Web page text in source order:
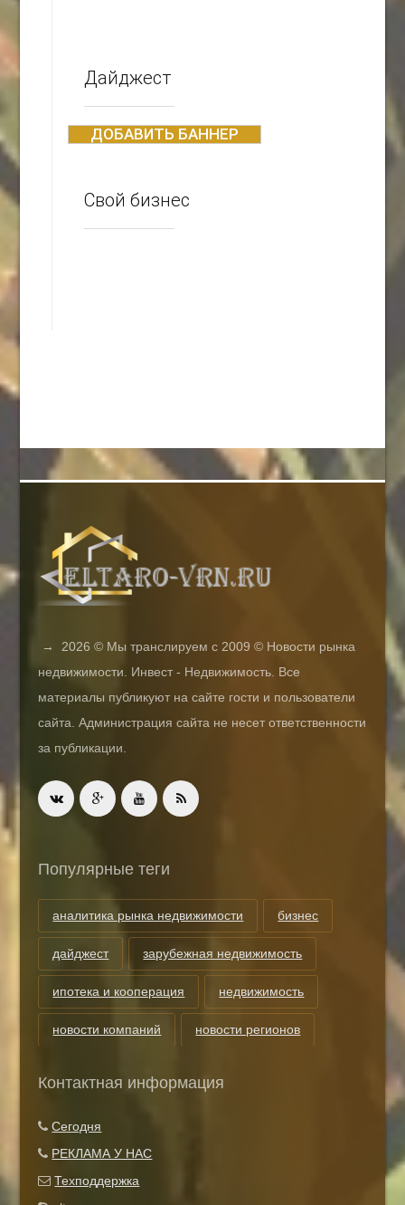
Дайджест
ДОБАВИТЬ БАННЕР
Свой бизнес
→ 2026 © Мы транслируем с 2009 © Новости рынка
недвижимости. Инвест - Недвижимость. Все
материалы публикуют на сайте гости и пользователи
сайта. Администрация сайта не несет ответственности
за публикации.
Популярные теги
аналитика рынка недвижимости бизнес
дайджест зарубежная недвижимость
ипотека и кооперация недвижимость
новости компаний новости регионов
Контактная информация
Сегодня
РЕКЛАМА У НАС
Техподдержка